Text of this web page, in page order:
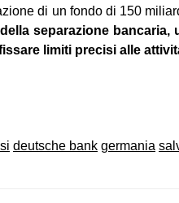
di un fondo di 150
separazione bancaria,
limiti precisi alle
deutsche bank germania